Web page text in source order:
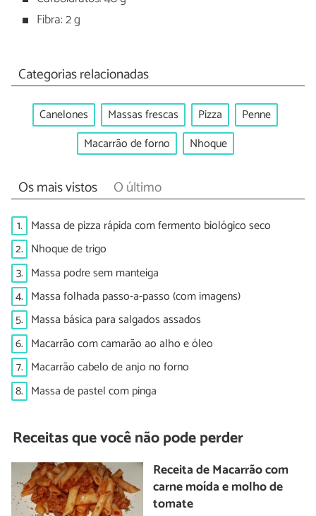
Fibra: 2 g
Categorias relacionadas
Canelones Massas frescas Pizza
Penne
Macarrão de forno
Nhoque
Os mais vistos O último
1. Massa de pizza rápida com fermento biológico seco
2. Nhoque de trigo
3. Massa podre sem manteiga
4. Massa folhada passo-a-passo (com imagens)
5. Massa básica para salgados assados
6. Macarrão com camarão ao alho e óleo
7. Macarrão cabelo de anjo no forno
8. Massa de pastel com pinga
Receitas que você não pode perder
Receita de Macarrão com
carne moída e molho de
tomate